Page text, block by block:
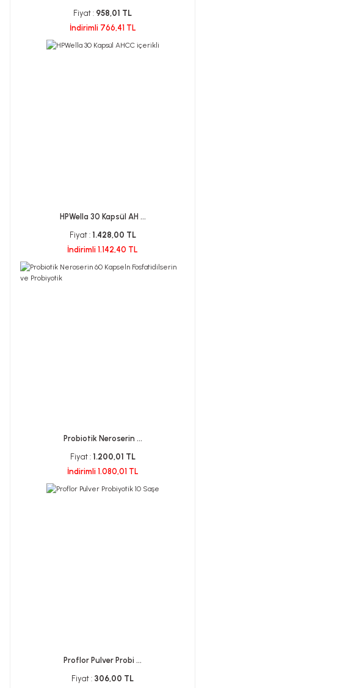
Fiyat : 958,01 TL
İndirimli 766,41 TL
HPWella 30 Kapsül AH ...
Fiyat : 1.428,00 TL
İndirimli 1.142,40 TL
Probiotik Neroserin ...
Fiyat : 1.200,01 TL
İndirimli 1.080,01 TL
Proflor Pulver Probi ...
Fiyat : 306,00 TL